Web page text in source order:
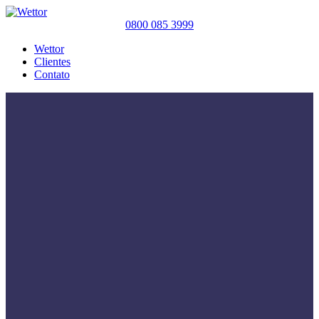
0800 085 3999
Wettor
Clientes
Contato